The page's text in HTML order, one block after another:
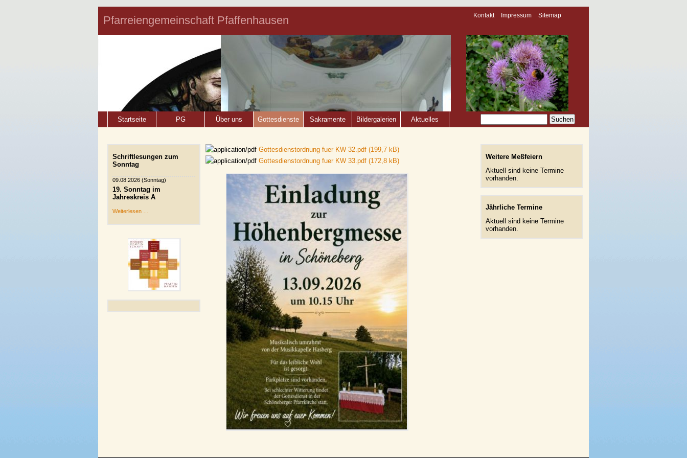
Pfarreiengemeinschaft Pfaffenhausen Kontakt Impressum Sitemap
Startseite PG Über uns Gottesdienste Sakramente Bildergalerien Aktuelles
Schriftlesungen zum
Sonntag
09.08.2026 (Sonntag)
19. Sonntag im
Jahreskreis A
Weiterlesen …
Weitere Meßfeiern
Aktuell sind keine Termine
vorhanden.
Jährliche Termine
Aktuell sind keine Termine
vorhanden.
Gottesdienstordnung fuer KW 32.pdf (199,7 kB)
Gottesdienstordnung fuer KW 33.pdf (172,8 kB)